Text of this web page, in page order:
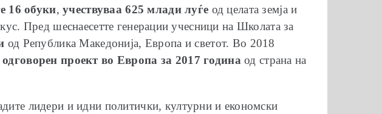
16 обуки,учествуваа 625 млади луѓе од целата земја и
Пред шеснаесетте генерации учесници на Школата за
од Република Македонија, Европа и светот. Во 2018
одговорен проект во Европа за 2017 годинаод страна на
лидери и идни политички, културни и економски